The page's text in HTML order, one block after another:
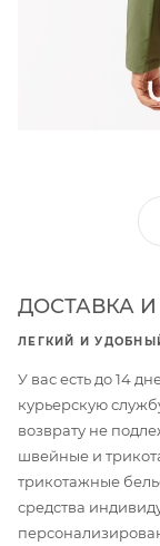
ДОСТАВКА
ЛЕГКИЙ И
У вас есть до 14
курьерскую
возврату не
швейные и
трикотажные
средства